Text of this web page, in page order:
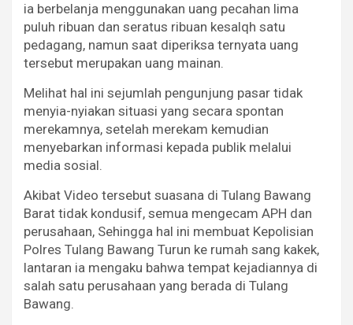
ia berbelanja menggunakan uang pecahan lima
puluh ribuan dan seratus ribuan kesalqh satu
pedagang, namun saat diperiksa ternyata uang
tersebut merupakan uang mainan.
Melihat hal ini sejumlah pengunjung pasar tidak
menyia-nyiakan situasi yang secara spontan
merekamnya, setelah merekam kemudian
menyebarkan informasi kepada publik melalui
media sosial.
Akibat Video tersebut suasana di Tulang Bawang
Barat tidak kondusif, semua mengecam APH dan
perusahaan, Sehingga hal ini membuat Kepolisian
Polres Tulang Bawang Turun ke rumah sang kakek,
lantaran ia mengaku bahwa tempat kejadiannya di
salah satu perusahaan yang berada di Tulang
Bawang.